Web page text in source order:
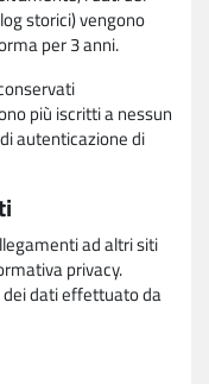
storici) vengono
per 3 anni.
più iscritti a nessun
autenticazione di
ad altri siti
privacy.
dati effettuato da